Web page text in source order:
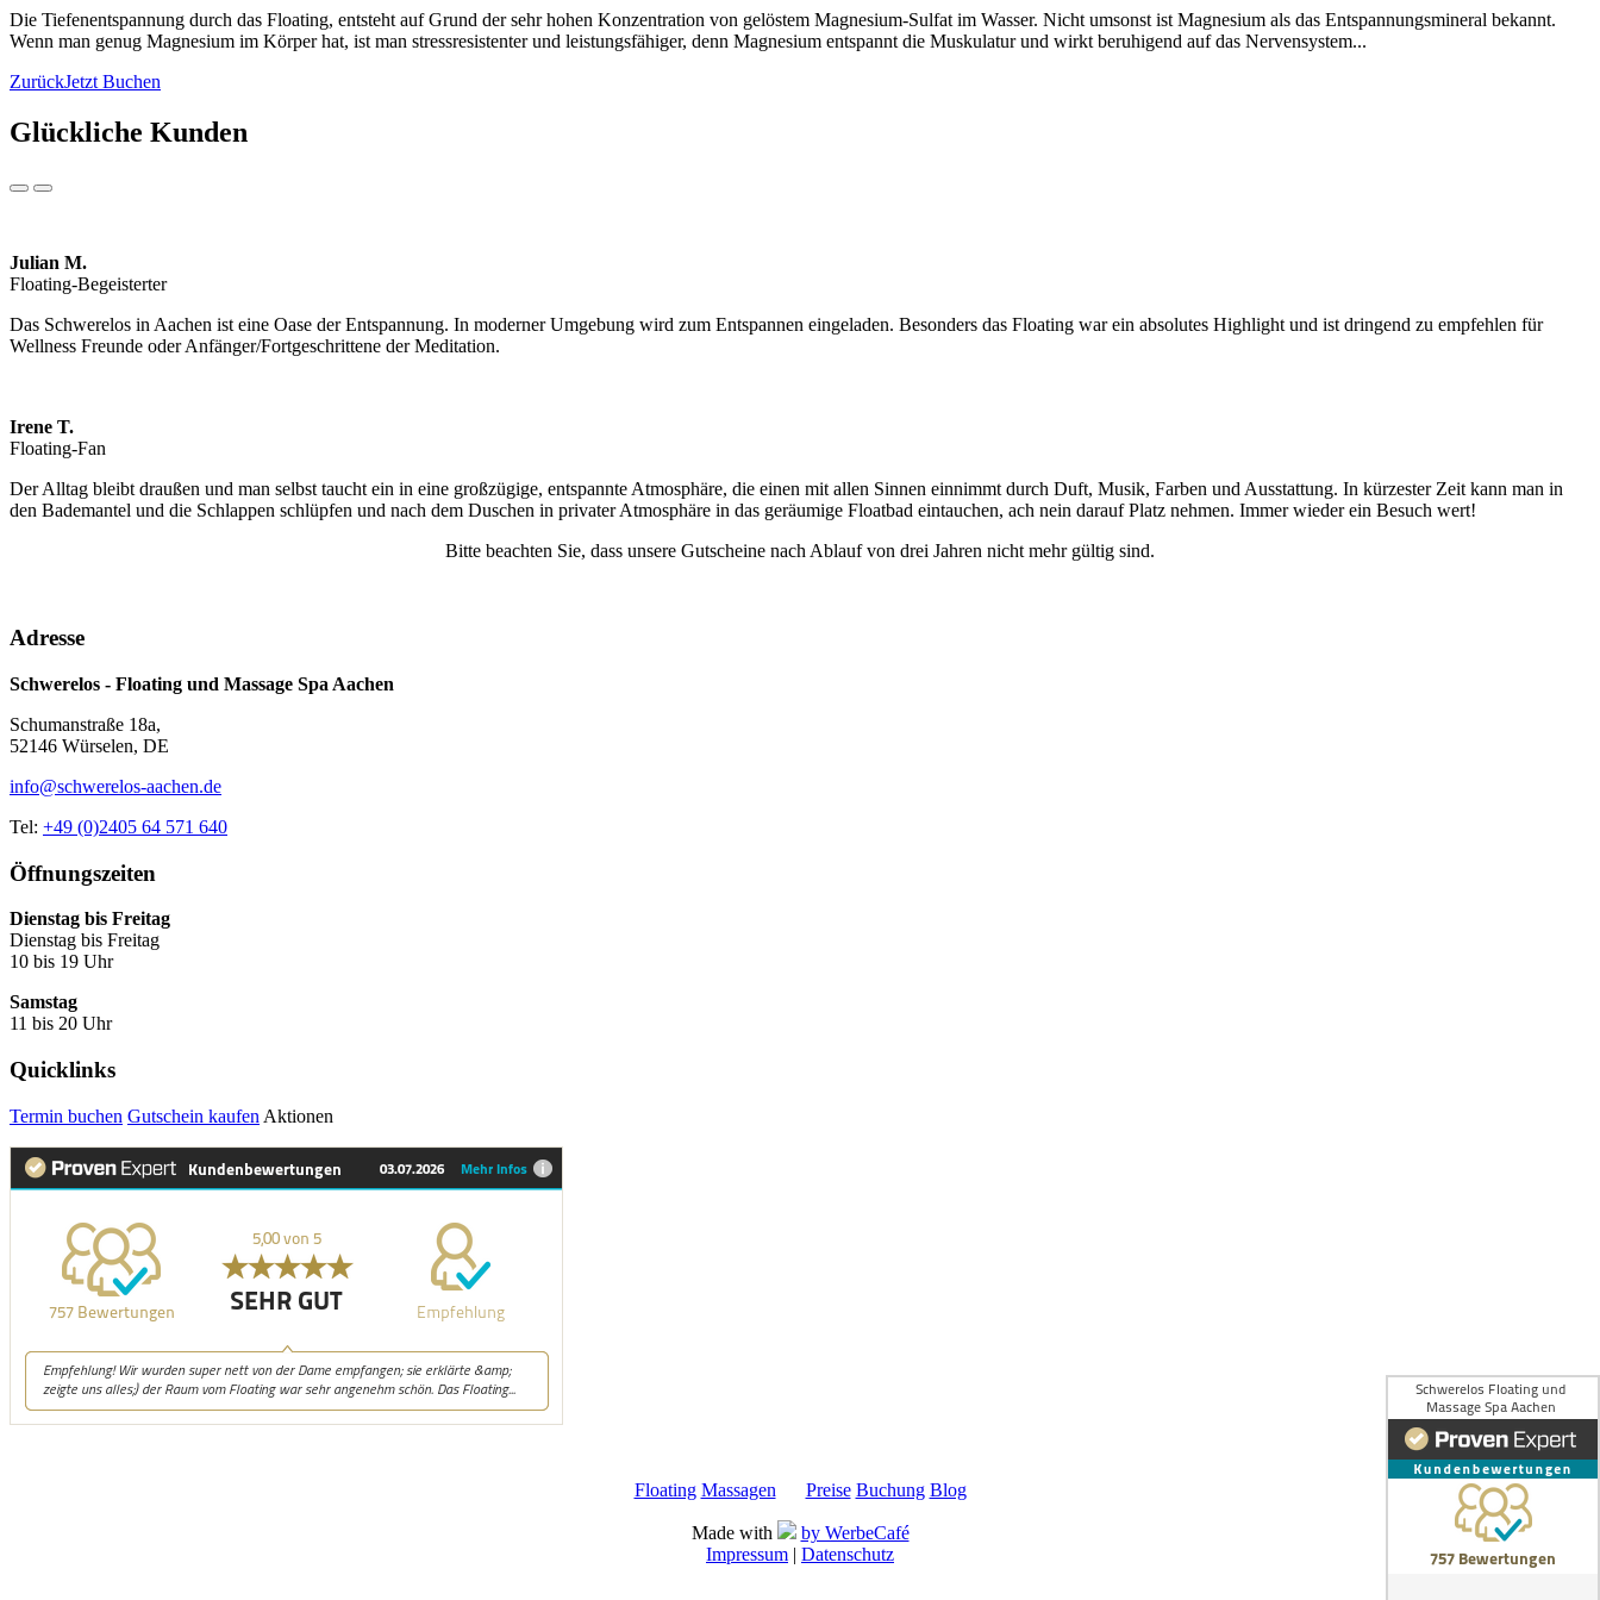
Die Tiefenentspannung durch das Floating, entsteht auf Grund der sehr hohen Konzentration von gelöstem Magnesium-Sulfat im Wasser. Nicht umsonst ist Magnesium als das Entspannungsmineral bekannt.
Wenn man genug Magnesium im Körper hat, ist man stressresistenter und leistungsfähiger, denn Magnesium entspannt die Muskulatur und wirkt beruhigend auf das Nervensystem...
ZurückJetzt Buchen
Glückliche Kunden
Julian M.
Floating-Begeisterter
Das Schwerelos in Aachen ist eine Oase der Entspannung. In moderner Umgebung wird zum Entspannen eingeladen. Besonders das Floating war ein absolutes Highlight und ist dringend zu empfehlen für
Wellness Freunde oder Anfänger/Fortgeschrittene der Meditation.
Irene T.
Floating-Fan
Der Alltag bleibt draußen und man selbst taucht ein in eine großzügige, entspannte Atmosphäre, die einen mit allen Sinnen einnimmt durch Duft, Musik, Farben und Ausstattung. In kürzester Zeit kann man in
den Bademantel und die Schlappen schlüpfen und nach dem Duschen in privater Atmosphäre in das geräumige Floatbad eintauchen, ach nein darauf Platz nehmen. Immer wieder ein Besuch wert!
Bitte beachten Sie, dass unsere Gutscheine nach Ablauf von drei Jahren nicht mehr gültig sind.
Adresse
Schwerelos - Floating und Massage Spa Aachen
Schumanstraße 18a,
52146 Würselen, DE
info@schwerelos-aachen.de
Tel: +49 (0)2405 64 571 640
Öffnungszeiten
Dienstag bis Freitag
Dienstag bis Freitag
10 bis 19 Uhr
Samstag
11 bis 20 Uhr
Quicklinks
Termin buchen Gutschein kaufen Aktionen
Floating Massagen Preise Buchung Blog
Made with
by WerbeCafé
Impressum | Datenschutz